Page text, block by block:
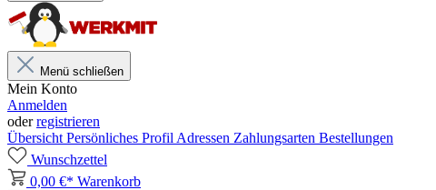
Menü schließen
Mein Konto
Anmelden
oderregistrieren
Übersicht Persönliches Profil Adressen Zahlungsarten Bestellungen
Wunschzettel
0,00 €* Warenkorb